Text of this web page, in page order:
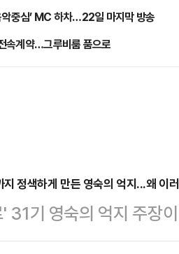
악중심’ MC 하차…22일 마지막 방송
속계약…그루비룸 품으로
정색하게 만든 영숙의 억지...왜 이
31기 영숙의 억지 주장
리얼 데이팅 프